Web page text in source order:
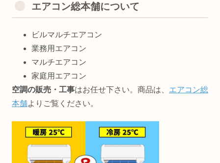
エアコン総本舗について
ビルマルチエアコン
業務用エアコン
マルチエアコン
家庭用エアコン
空調の販売・工事はお任せ下さい。商品は、 エアコン総
本舗よりご覧ください。